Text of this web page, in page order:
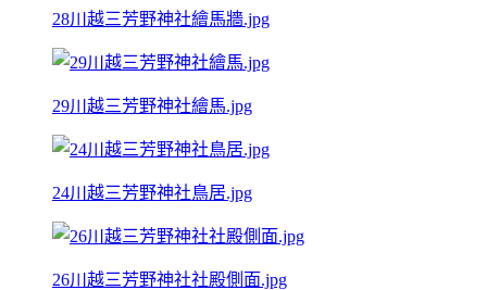
28川越三芳野神社繪馬牆.jpg
29川越三芳野神社繪馬.jpg
24川越三芳野神社鳥居.jpg
26川越三芳野神社社殿側面.jpg